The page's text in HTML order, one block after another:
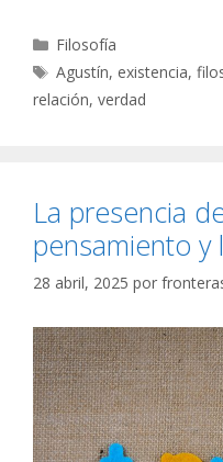
Categorías
Filosofía
Etiquetas
Agustín, existencia,
relación, verdad
La presencia
pensamiento y
28 abril, 2025 por